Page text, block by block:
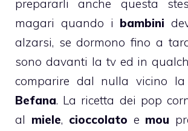
prepararli anche questa
magari quando i bambini
alzarsi, se dormono fino a
sono davanti la tv ed in
comparire dal nulla vicino la
Befana. La ricetta dei pop
al miele, cioccolato e mou